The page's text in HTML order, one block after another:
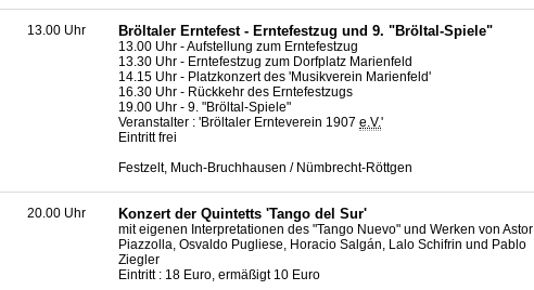
13.00 Uhr Bröltaler Erntefest - Erntefestzug und 9. "Bröltal-Spiele"
13.00 Uhr - Aufstellung zum Erntefestzug
13.30 Uhr - Erntefestzug zum Dorfplatz Marienfeld
14.15 Uhr - Platzkonzert des 'Musikverein Marienfeld'
16.30 Uhr - Rückkehr des Erntefestzugs
19.00 Uhr - 9. "Bröltal-Spiele"
Veranstalter : 'Bröltaler Ernteverein 1907 e.V.'
Eintritt frei
Festzelt, Much-Bruchhausen / Nümbrecht-Röttgen
20.00 Uhr Konzert der Quintetts 'Tango del Sur'
mit eigenen Interpretationen des "Tango Nuevo" und Werken von Astor
Piazzolla, Osvaldo Pugliese, Horacio Salgán, Lalo Schifrin und Pablo
Ziegler
Eintritt : 18 Euro, ermäßigt 10 Euro